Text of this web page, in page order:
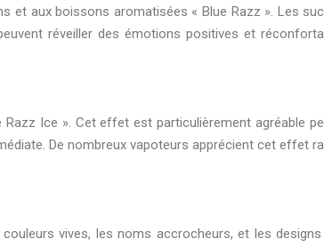
et aux boissons aromatisées « Blue Razz ». Les
réveiller des émotions positives et
Ice ». Cet effet est particulièrement agréable
De nombreux vapoteurs apprécient cet effet
vives, les noms accrocheurs, et les